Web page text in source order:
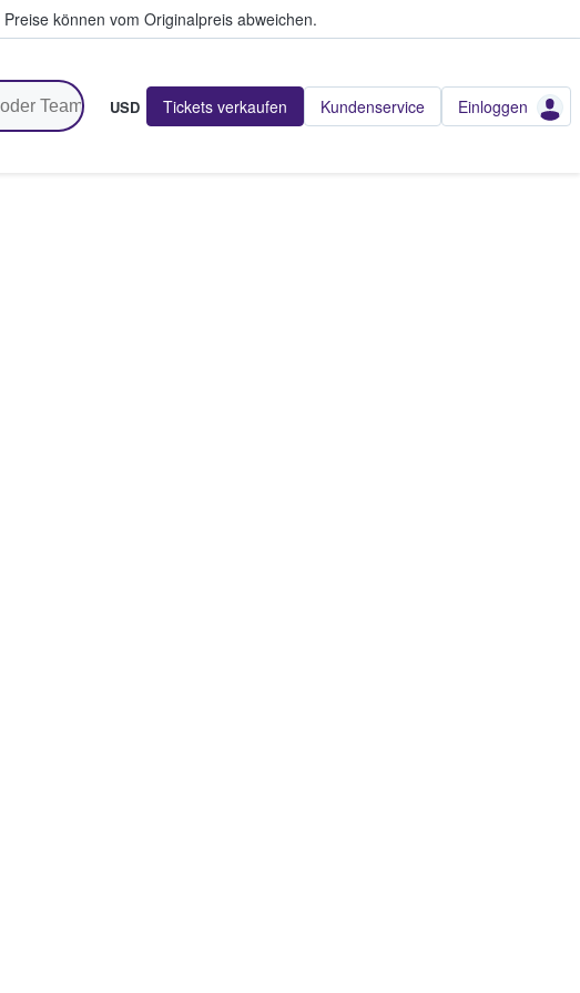
Preise können vom Originalpreis abweichen.
USD Tickets verkaufen Kundenservice Einloggen